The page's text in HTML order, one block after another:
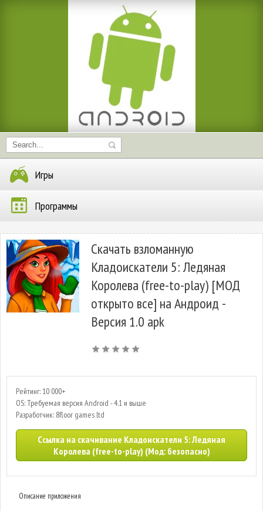
Игры
Программы
Скачать взломанную
Кладоискатели 5: Ледяная
Королева (free-to-play) [МОД
открыто все] на Андроид -
Версия 1.0 apk
Рейтинг: 10 000+
OS: Требуемая версия Android - 4.1 и выше
Разработчик: 8floor games ltd
Ссылка на скачивание Кладоискатели 5: Ледяная
Королева (free-to-play) (Мод: безопасно)
Описание приложения